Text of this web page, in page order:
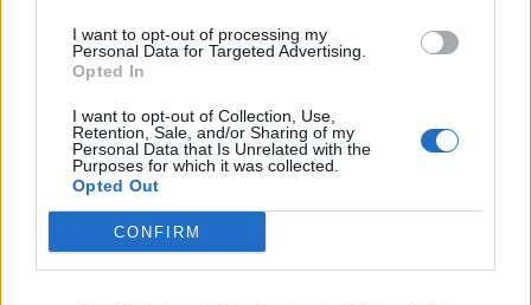
I want to opt-out of processing my
Personal Data for Targeted Advertising.
Opted In
I want to opt-out of Collection, Use,
Retention, Sale, and/or Sharing of my
Personal Data that Is Unrelated with the
Purposes for which it was collected.
Opted Out
CONFIRM
ALLMÄNT
Hop Notch ska växa med fler jästankar
Hop Notch i Stockholm växer snabbt och står nu i begrepp att
kraftigt öka produktionskapaciteten för att hinna med.